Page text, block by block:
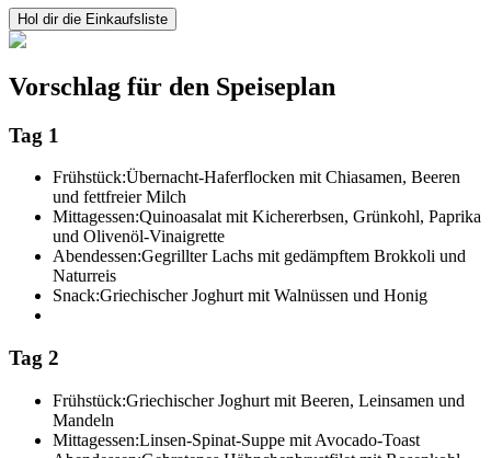
Hol dir die Einkaufsliste
Vorschlag für den Speiseplan
Tag 1
Frühstück:Übernacht-Haferflocken mit Chiasamen, Beeren
und fettfreier Milch
Mittagessen:Quinoasalat mit Kichererbsen, Grünkohl, Paprika
und Olivenöl-Vinaigrette
Abendessen:Gegrillter Lachs mit gedämpftem Brokkoli und
Naturreis
Snack:Griechischer Joghurt mit Walnüssen und Honig
Tag 2
Frühstück:Griechischer Joghurt mit Beeren, Leinsamen und
Mandeln
Mittagessen:Linsen-Spinat-Suppe mit Avocado-Toast